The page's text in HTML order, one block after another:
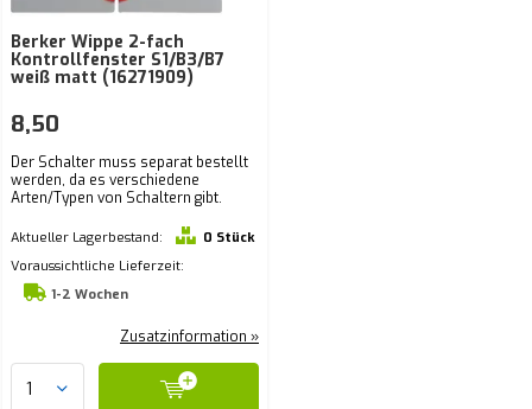
Berker Wippe 2-fach
Kontrollfenster S1/B3/B7
weiß matt (16271909)
Der Schalter muss separat bestellt
werden, da es verschiedene
Arten/Typen von Schaltern gibt.
Aktueller Lagerbestand:
0 Stück
Voraussichtliche Lieferzeit:
1-2 Wochen
8,50
Zusatzinformation »